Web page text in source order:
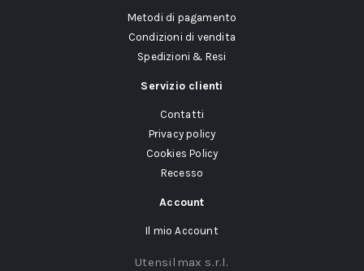
Metodi di pagamento
Condizioni di vendita
Spedizioni & Resi
Servizio clienti
Contatti
Privacy policy
Cookies Policy
Recesso
Account
Il mio Account
Utensilmax s.r.l.